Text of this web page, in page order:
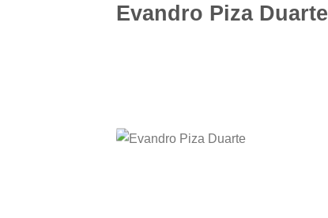
Evandro Piza Duarte